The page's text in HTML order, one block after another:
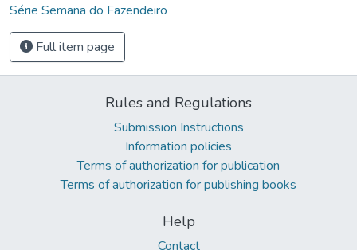
Série Semana do Fazendeiro
Full item page
Rules and Regulations
Submission Instructions
Information policies
Terms of authorization for publication
Terms of authorization for publishing books
Help
Contact